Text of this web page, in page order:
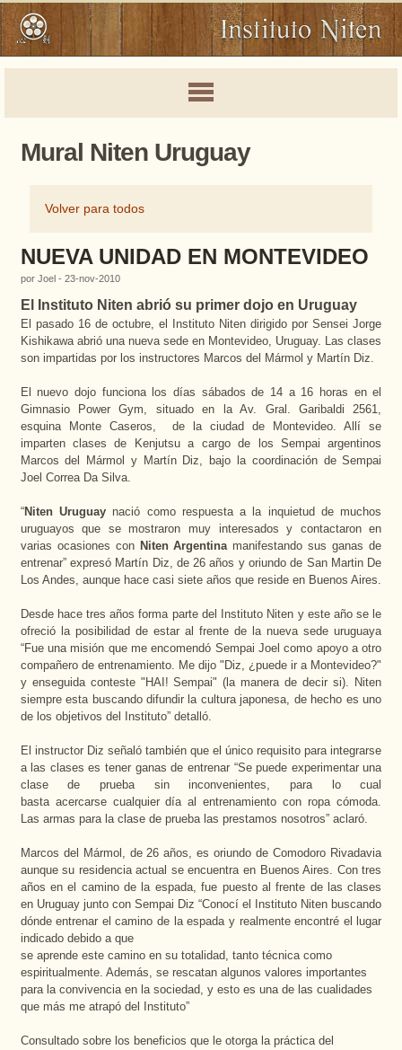
Mural Niten Uruguay
Volver para todos
NUEVA UNIDAD EN MONTEVIDEO
por Joel - 23-nov-2010
El Instituto Niten abrió su primer dojo en Uruguay
El pasado 16 de octubre, el Instituto Niten dirigido por Sensei Jorge
Kishikawa abrió una nueva sede en Montevideo, Uruguay. Las clases
son impartidas por los instructores Marcos del Mármol y Martín Diz.
El nuevo dojo funciona los días sábados de 14 a 16 horas en el
Gimnasio Power Gym, situado en la Av. Gral. Garibaldi 2561,
esquina Monte Caseros,
de la ciudad de Montevideo. Allí se
imparten clases de Kenjutsu a cargo de los Sempai argentinos
Marcos del Mármol y Martín Diz, bajo la coordinación de Sempai
Joel Correa Da Silva.
“Niten Uruguaynació como respuesta a la inquietud de muchos
uruguayos que se mostraron muy interesados y contactaron en
varias ocasiones con Niten Argentinamanifestando sus ganas de
entrenar” expresó Martín Diz, de 26 años y oriundo de San Martin De
Los Andes, aunque hace casi siete años que reside en Buenos Aires.
Desde hace tres años forma parte del Instituto Niten y este año se le
ofreció la posibilidad de estar al frente de la nueva sede uruguaya
“Fue una misión que me encomendó Sempai Joel como apoyo a otro
compañero de entrenamiento. Me dijo "Diz, ¿puede ir a Montevideo?"
y enseguida conteste "HAI! Sempai" (la manera de decir si). Niten
siempre esta buscando difundir la cultura japonesa, de hecho es uno
de los objetivos del Instituto” detalló.
El instructor Diz señaló también que el único requisito para integrarse
a las clases es tener ganas de entrenar “Se puede experimentar una
clase de prueba sin inconvenientes, para lo cual
basta acercarse cualquier día al entrenamiento con ropa cómoda.
Las armas para la clase de prueba las prestamos nosotros” aclaró.
Marcos del Mármol, de 26 años, es oriundo de Comodoro Rivadavia
aunque su residencia actual se encuentra en Buenos Aires. Con tres
años en el camino de la espada, fue puesto al frente de las clases
en Uruguay junto con Sempai Diz “Conocí el Instituto Niten buscando
dónde entrenar el camino de la espada y realmente encontré el lugar
indicado debido a que
se aprende este camino en su totalidad, tanto técnica como
espiritualmente. Además, se rescatan algunos valores importantes
para la convivencia en la sociedad, y esto es una de las cualidades
que más me atrapó del Instituto”
Consultado sobre los beneficios que le otorga la práctica del